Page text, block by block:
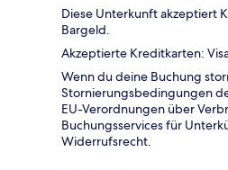
Diese Unterkunft akzeptiert
Bargeld.
Akzeptierte Kreditkarten:
Wenn du deine Buchung
Stornierungsbedingungen
EU-Verordnungen über
Buchungsservices für
Widerrufsrecht.